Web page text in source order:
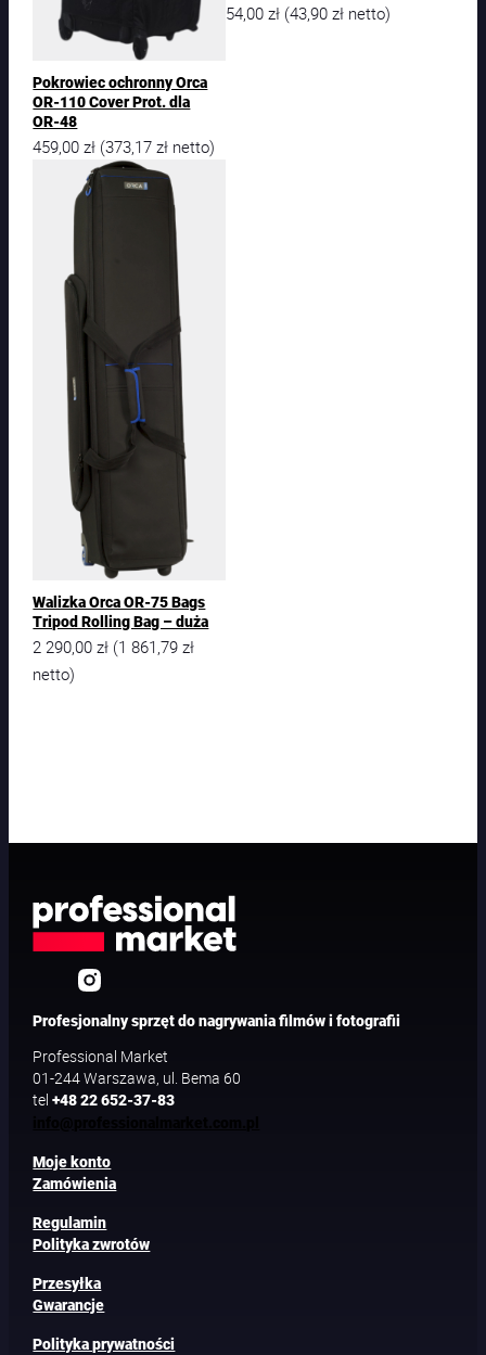
Pokrowiec ochronny Orca
OR-110 Cover Prot. dla
OR-48
459,00zł (373,17zł netto)
54,00 zł (43,90 zł netto)
Walizka Orca OR-75 Bags
Tripod Rolling Bag – duża
2 290,00zł (1 861,79zł
netto)
Profesjonalny sprzęt do nagrywania filmów i fotografii
Professional Market
01-244 Warszawa, ul. Bema 60
tel+48 22 652-37-83
Moje konto
Zamówienia
Regulamin
Polityka zwrotów
Przesyłka
Gwarancje
Polityka prywatności